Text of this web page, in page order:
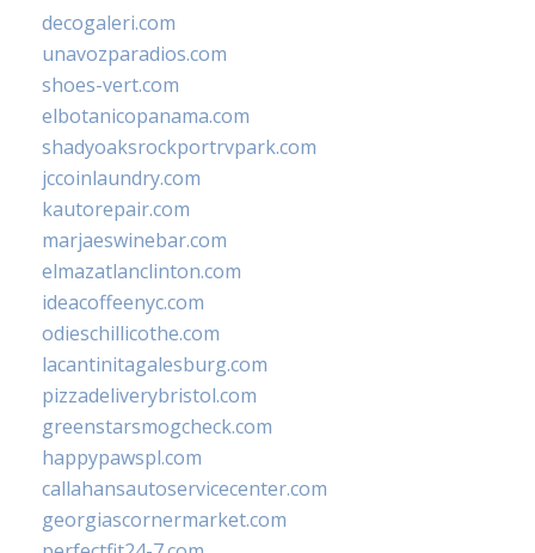
decogaleri.com
unavozparadios.com
shoes-vert.com
elbotanicopanama.com
shadyoaksrockportrvpark.com
jccoinlaundry.com
kautorepair.com
marjaeswinebar.com
elmazatlanclinton.com
ideacoffeenyc.com
odieschillicothe.com
lacantinitagalesburg.com
pizzadeliverybristol.com
greenstarsmogcheck.com
happypawspl.com
callahansautoservicecenter.com
georgiascornermarket.com